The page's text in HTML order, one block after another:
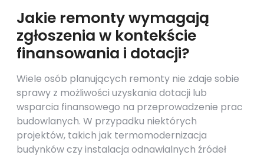
Jakie remonty wymagają
zgłoszenia w kontekście
finansowania i dotacji?
Wiele osób planujących remonty nie zdaje sobie
sprawy z możliwości uzyskania dotacji lub
wsparcia finansowego na przeprowadzenie prac
budowlanych. W przypadku niektórych
projektów, takich jak termomodernizacja
budynków czy instalacja odnawialnych źródeł